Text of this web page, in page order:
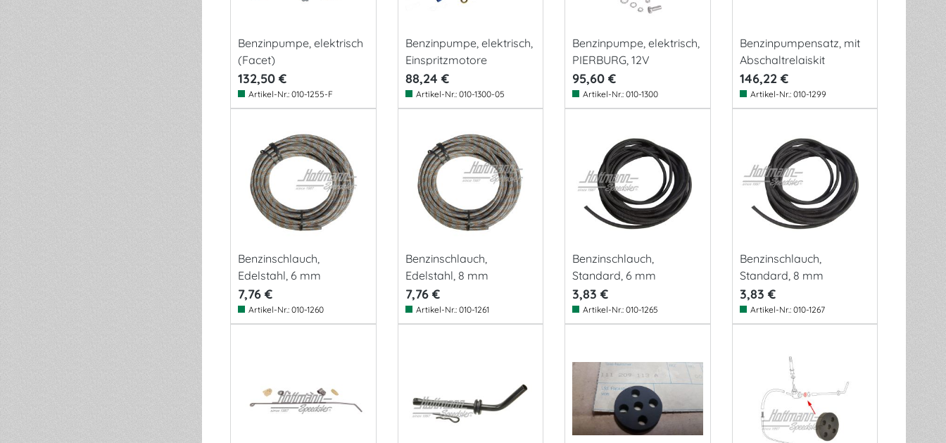
Benzinpumpe, elektrisch
(Facet)
132,50 €
Artikel-Nr.: 010-1255-F
Benzinpumpe, elektrisch,
Einspritzmotore
88,24 €
Artikel-Nr.: 010-1300-05
Benzinpumpe, elektrisch,
PIERBURG, 12V
95,60 €
Artikel-Nr.: 010-1300
Benzinpumpensatz, mit
Abschaltrelaiskit
146,22 €
Artikel-Nr.: 010-1299
Benzinschlauch,
Edelstahl, 6 mm
7,76 €
Artikel-Nr.: 010-1260
Benzinschlauch,
Edelstahl, 8 mm
7,76 €
Artikel-Nr.: 010-1261
Benzinschlauch,
Standard, 6 mm
3,83 €
Artikel-Nr.: 010-1265
Benzinschlauch,
Standard, 8 mm
3,83 €
Artikel-Nr.: 010-1267